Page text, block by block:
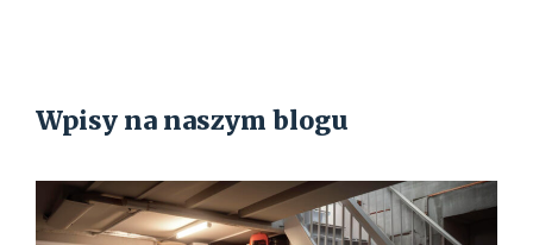
Wpisy na naszym blogu